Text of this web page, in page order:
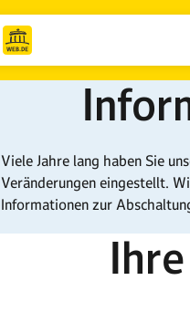
Viele Jahre lang haben Sie
Veränderungen eingestellt.
Informationen zur